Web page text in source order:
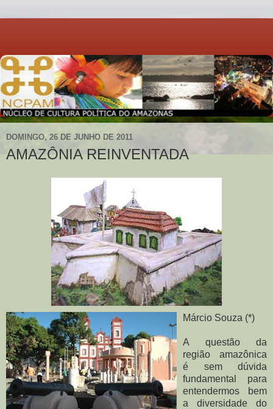
DOMINGO, 26 DE JUNHO DE 2011
AMAZÔNIA REINVENTADA
Márcio Souza (*)
A questão da
região amazônica
é sem dúvida
fundamental para
entendermos bem
a diversidade do